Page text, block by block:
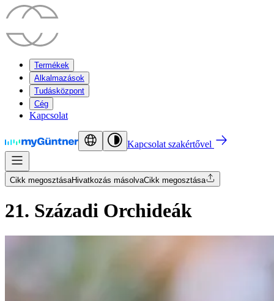
Termékek
Alkalmazások
Tudásközpont
Cég
Kapcsolat
Kapcsolat szakértővel
Cikk megosztásaHivatkozás másolvaCikk megosztása
21. Századi Orchideák